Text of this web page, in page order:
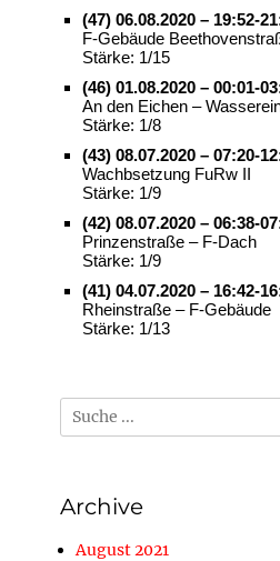
(47) 06.08.2020 – 19:52-
F-Gebäude
Stärke: 1/15
(46) 01.08.2020 – 00:01-
An den Eichen –
Stärke: 1/8
(43) 08.07.2020 – 07:20-
Wachbsetzung FuRw II
Stärke: 1/9
(42) 08.07.2020 – 06:38-
Prinzenstraße – F-Dach
Stärke: 1/9
(41) 04.07.2020 – 16:42-
Rheinstraße – F-Gebäude
Stärke: 1/13
Suche
nach:
Archive
August 2021